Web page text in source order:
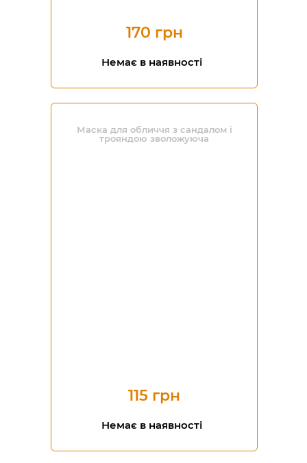
170 грн
Немає в наявності
Маска для обличчя з сандалом і
трояндою зволожуюча
115 грн
Немає в наявності